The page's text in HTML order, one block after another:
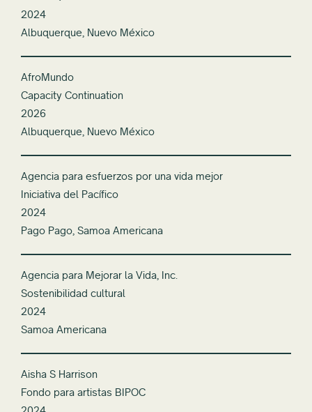
2024
Albuquerque, Nuevo México
AfroMundo
Capacity Continuation
2026
Albuquerque, Nuevo México
Agencia para esfuerzos por una vida mejor
Iniciativa del Pacífico
2024
Pago Pago, Samoa Americana
Agencia para Mejorar la Vida, Inc.
Sostenibilidad cultural
2024
Samoa Americana
Aisha S Harrison
Fondo para artistas BIPOC